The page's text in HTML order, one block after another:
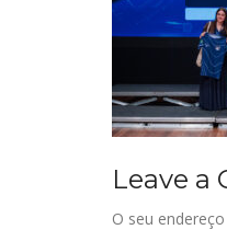
Leave a
O seu